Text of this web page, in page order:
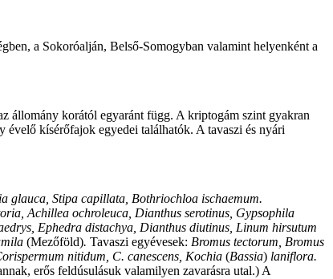
a Sokoróalján, Belső-Somogyban valamint helyenként a
állomány korától egyaránt függ. A kriptogám szint gyakran
évelő kísérőfajok egyedei találhatók. A tavaszi és nyári
glauca, Stipa capillata, Bothriochloa ischaemum.
Achillea ochroleuca, Dianthus serotinus, Gypsophila
Ephedra distachya, Dianthus diutinus, Linum hirsutum
(Mezőföld). Tavaszi egyévesek: Bromus tectorum, Bromus
nitidum, C. canescens, Kochia (Bassia) laniflora.
erős feldúsulásuk valamilyen zavarásra utal.) A